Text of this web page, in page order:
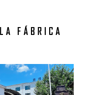
FÁBRICA